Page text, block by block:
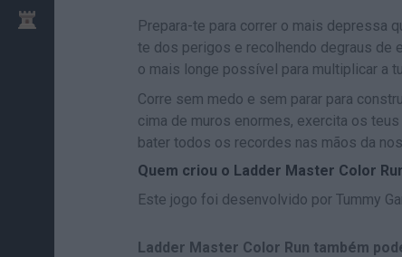
Prepara-te para correr o mais depressa
te dos perigos e recolhendo degraus de
o mais longe possível para multiplicar a
Corre sem medo e sem parar para
cima de muros enormes, exercita os
bater todos os recordes nas mãos da
Quem criou o Ladder Master Color
Este jogo foi desenvolvido por Tummy
Ladder Master Color Run também